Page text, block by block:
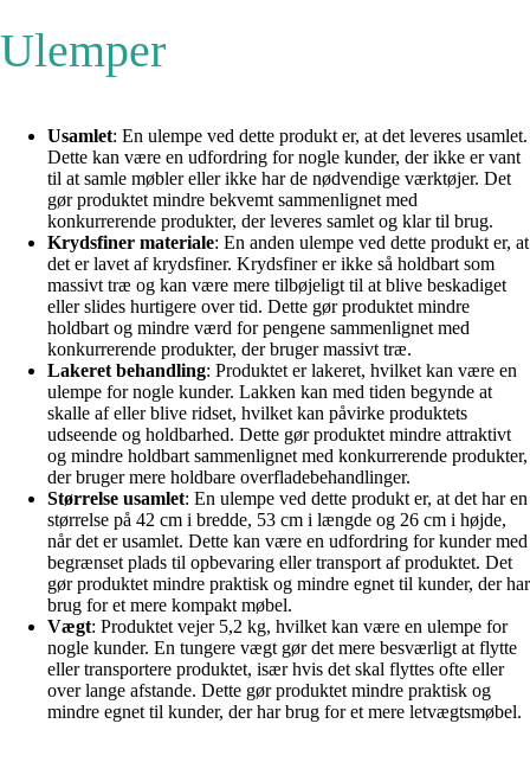
Ulemper
Usamlet: En ulempe ved dette produkt er, at det leveres usamlet.
Dette kan være en udfordring for nogle kunder, der ikke er vant
til at samle møbler eller ikke har de nødvendige værktøjer. Det
gør produktet mindre bekvemt sammenlignet med
konkurrerende produkter, der leveres samlet og klar til brug.
Krydsfiner materiale: En anden ulempe ved dette produkt er, at
det er lavet af krydsfiner. Krydsfiner er ikke så holdbart som
massivt træ og kan være mere tilbøjeligt til at blive beskadiget
eller slides hurtigere over tid. Dette gør produktet mindre
holdbart og mindre værd for pengene sammenlignet med
konkurrerende produkter, der bruger massivt træ.
Lakeret behandling: Produktet er lakeret, hvilket kan være en
ulempe for nogle kunder. Lakken kan med tiden begynde at
skalle af eller blive ridset, hvilket kan påvirke produktets
udseende og holdbarhed. Dette gør produktet mindre attraktivt
og mindre holdbart sammenlignet med konkurrerende produkter,
der bruger mere holdbare overfladebehandlinger.
Størrelse usamlet: En ulempe ved dette produkt er, at det har en
størrelse på 42 cm i bredde, 53 cm i længde og 26 cm i højde,
når det er usamlet. Dette kan være en udfordring for kunder med
begrænset plads til opbevaring eller transport af produktet. Det
gør produktet mindre praktisk og mindre egnet til kunder, der har
brug for et mere kompakt møbel.
Vægt: Produktet vejer 5,2 kg, hvilket kan være en ulempe for
nogle kunder. En tungere vægt gør det mere besværligt at flytte
eller transportere produktet, især hvis det skal flyttes ofte eller
over lange afstande. Dette gør produktet mindre praktisk og
mindre egnet til kunder, der har brug for et mere letvægtsmøbel.